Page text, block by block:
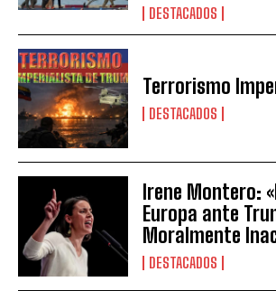
DESTACADOS
Terrorismo
DESTACADOS
Irene Montero:
Europa ante
Moralmente
DESTACADOS